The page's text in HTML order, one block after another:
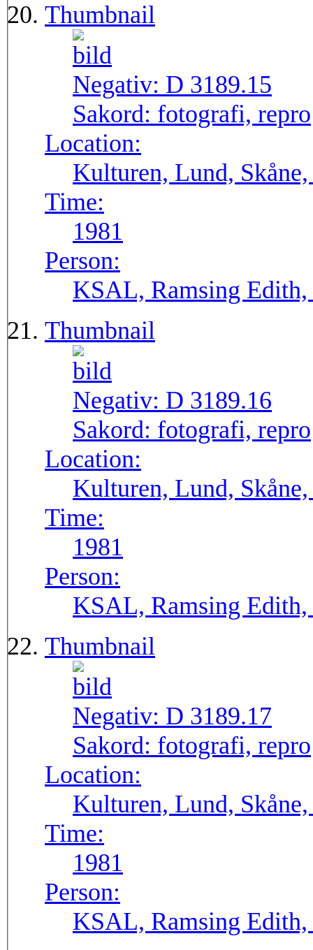
Thumbnail
Negativ: D 3189.15
Sakord: fotografi, repro
Location:
Kulturen, Lund,
Time:
1981
Person:
KSAL, Ramsing Edith,
Thumbnail
Negativ: D 3189.16
Sakord: fotografi, repro
Location:
Kulturen, Lund,
Time:
1981
Person:
KSAL, Ramsing Edith,
Thumbnail
Negativ: D 3189.17
Sakord: fotografi, repro
Location:
Kulturen, Lund,
Time:
1981
Person:
KSAL, Ramsing Edith,